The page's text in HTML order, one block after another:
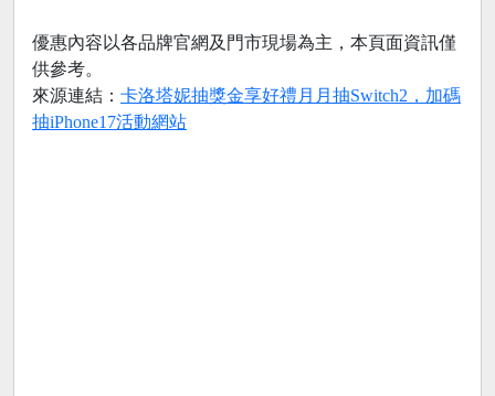
優惠內容以各品牌官網及門市現場為主，本頁面資訊僅
供參考。
來源連結： 卡洛塔妮抽獎金享好禮月月抽Switch2，加碼
抽iPhone17活動網站